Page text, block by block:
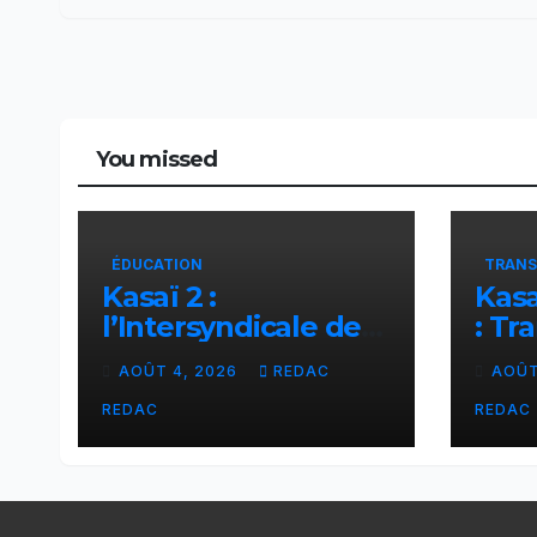
You missed
ÉDUCATION
Kasaï 2 :
l’Intersyndicale des
enseignants
dénonce une
contribution
financière imposée
CNCA
AOÛT 4, 2026 REDAC
REDAC
:
REDAC